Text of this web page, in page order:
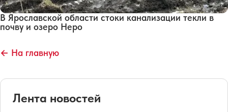
В Ярославской области стоки канализации текли в
почву и озеро Неро
← На главную
Лента новостей